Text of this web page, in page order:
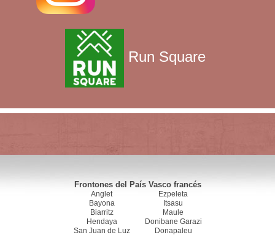
Run Square
Frontones del País Vasco francés
Anglet
Bayona
Biarritz
Hendaya
San Juan de Luz
Ezpeleta
Itsasu
Maule
Donibane Garazi
Donapaleu